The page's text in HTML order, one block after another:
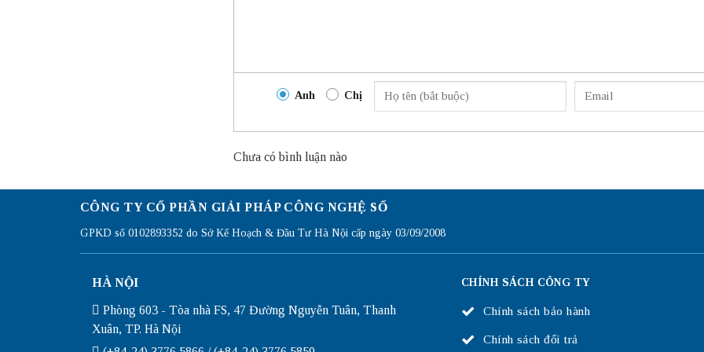
Anh Chị
Chưa có bình luận nào
CÔNG TY CỔ PHẦN GIẢI PHÁP CÔNG NGHỆ SỐ
GPKD số 0102893352 do Sở Kế Hoạch & Đầu Tư Hà Nội cấp ngày 03/09/2008
HÀ NỘI
Phòng 603 - Tòa nhà FS, 47 Đường Nguyễn Tuân, Thanh
Xuân, TP. Hà Nội
CHÍNH SÁCH CÔNG TY
Chính sách bảo hành
Chính sách đổi trả